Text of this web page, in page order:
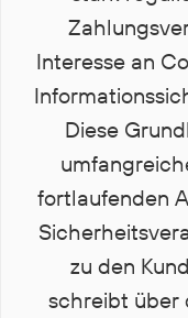
Interesse an
Diese
fortlaufenden
zu den
schreibt über